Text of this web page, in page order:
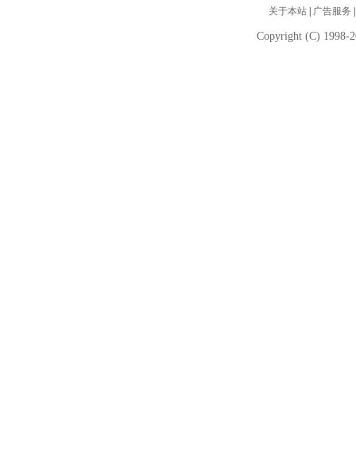
关于本站| 广告服务
Copyright (C) 1998-